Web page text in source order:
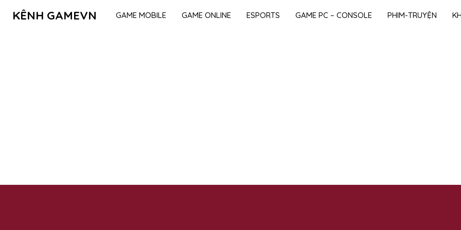
KÊNH GAMEVN GAME MOBILE GAME ONLINE ESPORTS GAME PC – CONSOLE PHIM-TRUYỆN